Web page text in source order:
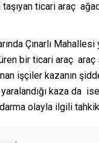
ticari araç
Çınarlı
bir ticari araç araç
işçiler kazanın
kaza da
olayla ilgili